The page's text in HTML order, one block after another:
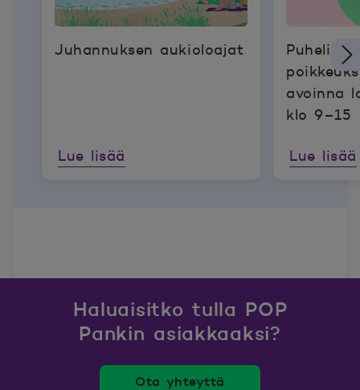
Juhannuksen aukioloajat
Lue lisää
avoinna
klo 9–15
Lue lisää
Haluaisitko tulla POP
Pankin asiakkaaksi?
Ota yhteyttä